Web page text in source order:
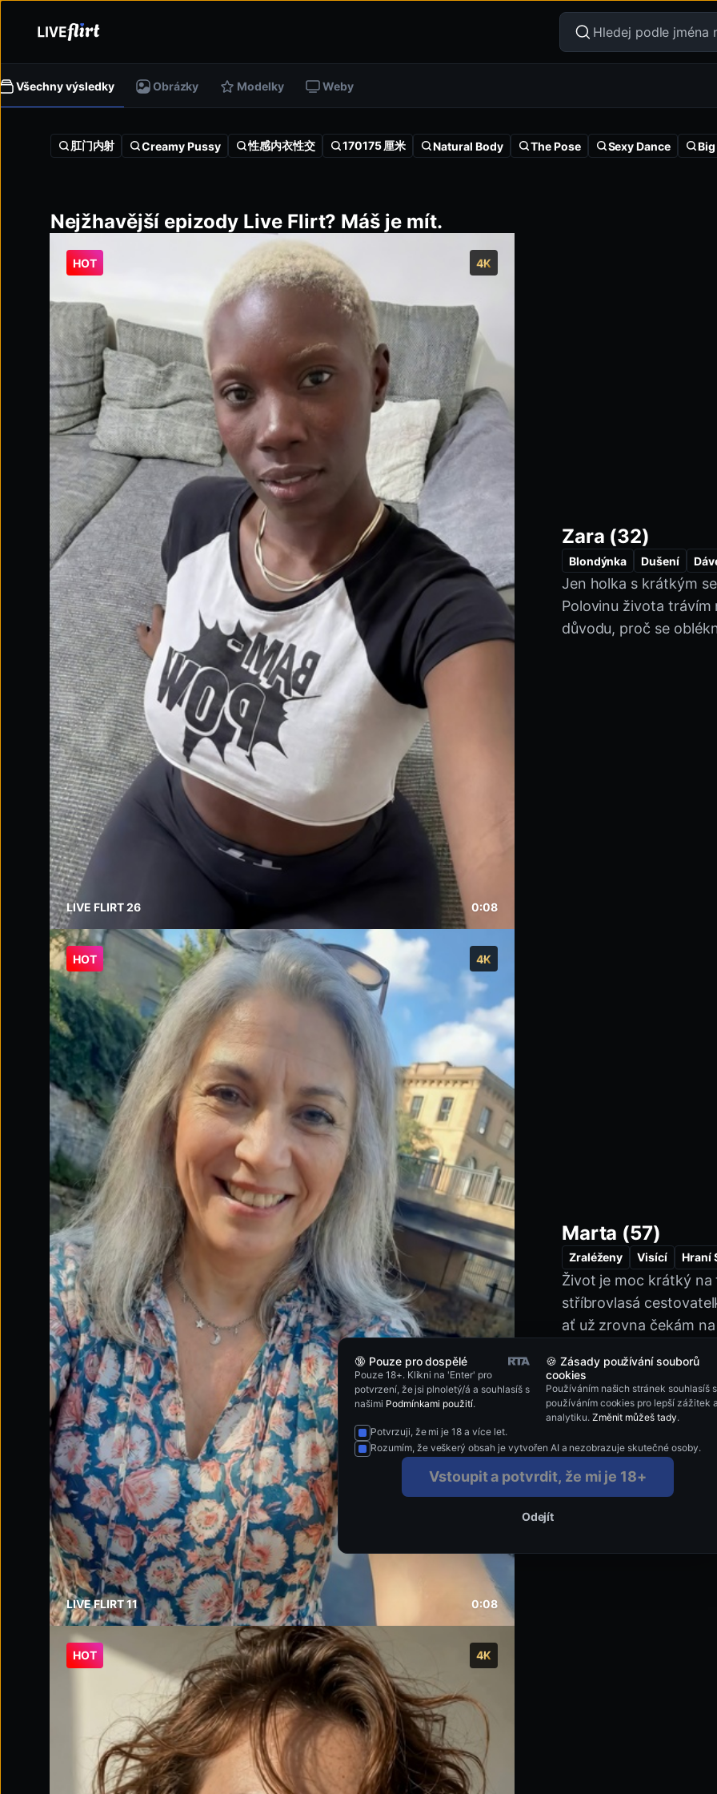
Všechny výsledky Obrázky Modelky Weby
肛门内射 Creamy Pussy 性感内衣性交 170175 厘米 Natural Body The Pose Sexy Dance
Nejžhavější epizody Live Flirt? Máš je mít.
HOT 4K
LIVE FLIRT 26 0:08
Zara (32)
Blondýnka Dušení
Neuvěřitelná Prsa
Kulatý
Stříkání Na Kozy
Jen holka s krátkým
Polovinu života trávím
důvodu, proč se
HOT 4K
LIVE FLIRT 11 0:08
Marta (57)
Zraléženy Visící Hraní
Nohy
Šedé Vlasy
Život je moc krátký na
stříbrovlasá
ať už zrovna čekám
mám po ruce svůj
hledám někoho, s kým
dobrodružná a umím
Jsem tu pro upřímné
HOT 4K
🔞 Pouze pro dospělé
Pouze 18+. Klikni na 'Enter' pro
potvrzení, že jsi plnoletý/á a souhlasíš s
našimi Podmínkami použití.
🍪 Zásady používání souborů
cookies
Používáním našich stránek souhlasíš s
používáním cookies pro lepší zážitek a
analytiku. Změnit můžeš tady.
Potvrzuji, že mi je 18 a více let.
Rozumím, že veškerý obsah je vytvořen AI a nezobrazuje skutečné osoby.
Vstoupit a potvrdit, že mi je 18+
Odejít